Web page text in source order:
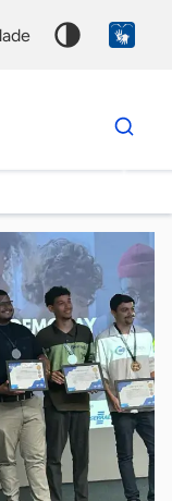
Dados
para
chave